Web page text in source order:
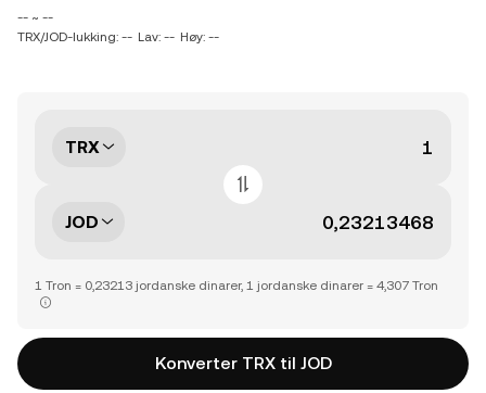
-- ~ --
TRX/JOD-lukking: -- Lav: -- Høy: --
TRX
JOD
1 Tron = 0,23213 jordanske dinarer, 1 jordanske dinarer = 4,307 Tron
Konverter TRX til JOD